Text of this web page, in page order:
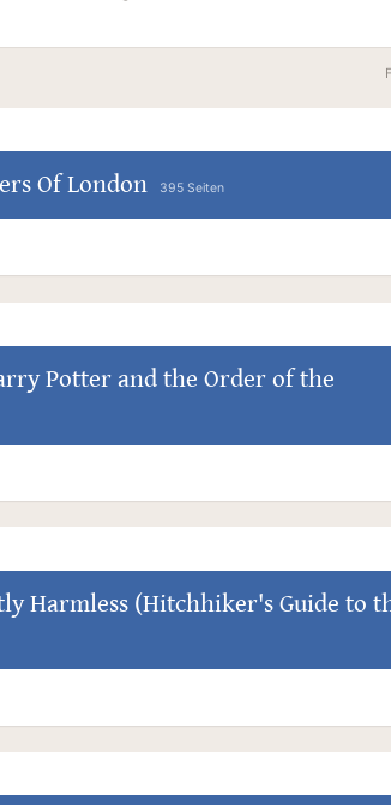
Of London 395 Seiten
Potter and the Order of the
Harmless (Hitchhiker's Guide to